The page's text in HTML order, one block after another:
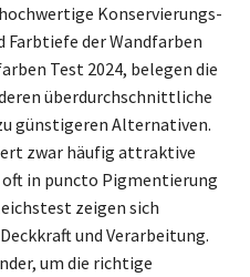
Konservierungs­
der Wandfarben
Test 2024, belegen die
überdurchschnittliche
günstigeren Alternativen.
zwar häufig attraktive
in puncto Pigmentierung
zeigen sich
und Verarbeitung.
um die richtige